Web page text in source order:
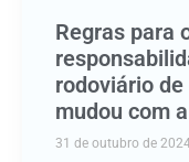
Regras para
rodoviário
mudou com
31 de outubro de